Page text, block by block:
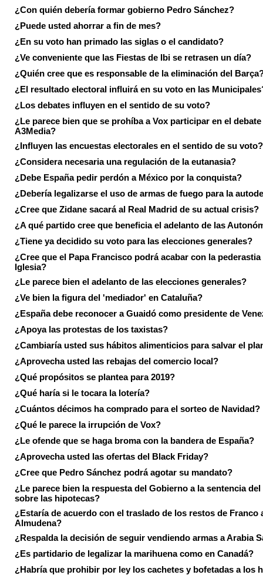
¿Con quién debería formar gobierno Pedro Sánchez?
¿Puede usted ahorrar a fin de mes?
¿En su voto han primado las siglas o el candidato?
¿Ve conveniente que las Fiestas de Ibi se retrasen un día?
¿Quién cree que es responsable de la eliminación del
¿El resultado electoral influirá en su voto en las
¿Los debates influyen en el sentido de su voto?
¿Le parece bien que se prohíba a Vox participar en el debate
A3Media?
¿Influyen las encuestas electorales en el sentido de su voto?
¿Considera necesaria una regulación de la eutanasia?
¿Debe España pedir perdón a México por la conquista?
¿Debería legalizarse el uso de armas de fuego para la
¿Cree que Zidane sacará al Real Madrid de su actual crisis?
¿A qué partido cree que beneficia el adelanto de las
¿Tiene ya decidido su voto para las elecciones generales?
¿Cree que el Papa Francisco podrá acabar con la pederastia
Iglesia?
¿Le parece bien el adelanto de las elecciones generales?
¿Ve bien la figura del 'mediador' en Cataluña?
¿España debe reconocer a Guaidó como presidente de
¿Apoya las protestas de los taxistas?
¿Cambiaría usted sus hábitos alimenticios para salvar el
¿Aprovecha usted las rebajas del comercio local?
¿Qué propósitos se plantea para 2019?
¿Qué haría si le tocara la lotería?
¿Cuántos décimos ha comprado para el sorteo de Navidad?
¿Qué le parece la irrupción de Vox?
¿Le ofende que se haga broma con la bandera de España?
¿Aprovecha usted las ofertas del Black Friday?
¿Cree que Pedro Sánchez podrá agotar su mandato?
¿Le parece bien la respuesta del Gobierno a la sentencia
sobre las hipotecas?
¿Estaría de acuerdo con el traslado de los restos de Franco
Almudena?
¿Respalda la decisión de seguir vendiendo armas a Arabia
¿Es partidario de legalizar la marihuena como en Canadá?
¿Habría que prohibir por ley los cachetes y bofetadas a los